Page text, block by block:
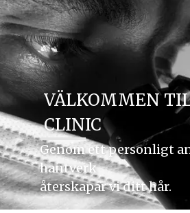
VÄLKOMMEN
CLINIC
Genom ett personligt
hantverk
återskapar vi ditt hår.